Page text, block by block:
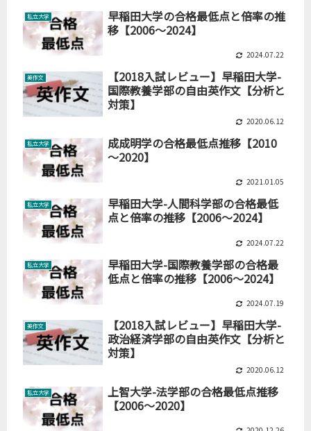
私立大学
早稲田大学の合格最低点と倍率の推
移【2006～2024】
2024.07.22
英作文
【2018入試レビュー】早稲田大学-
国際教養学部の自由英作文【分析と
対策】
2020.06.12
私立大学
成成明学の合格最低点推移【2010
～2020】
2021.01.05
私立大学
早稲田大学-人間科学部の合格最低
点と倍率の推移【2006～2024】
2024.07.22
私立大学
早稲田大学-国際教養学部の合格最
低点と倍率の推移【2006～2024】
2024.07.19
英作文
【2018入試レビュー】早稲田大学-
政治経済学部の自由英作文【分析と
対策】
2020.06.12
私立大学
上智大学-法学部の合格最低点推移
【2006～2020】